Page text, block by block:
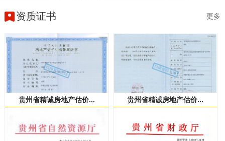
资质证书 更多
贵州省精诚房地产估价... 贵州省精诚房地产估价...